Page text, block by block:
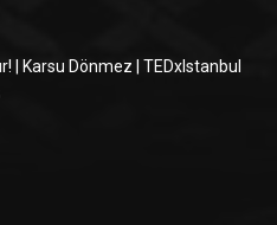
| Karsu Dönmez | TEDxIstanbul